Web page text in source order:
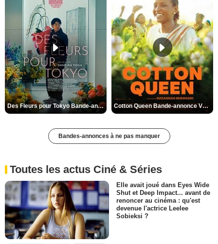
Des Fleurs pour Tokyo Bande-annonce VO STFR Cotton Queen Bande-annonce VO STFR
Bandes-annonces à ne pas manquer
Toutes les actus Ciné & Séries
Elle avait joué dans Eyes Wide
Shut et Deep Impact... avant de
renoncer au cinéma : qu'est
devenue l'actrice Leelee
Sobieksi ?